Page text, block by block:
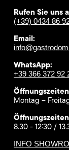
Rufen Sie uns
(+39) 0434 86
Email:
WhatsApp:
+39 366 372 92
Öffnungszeiten
Montag –
8.30 - 12:30 /
INFO